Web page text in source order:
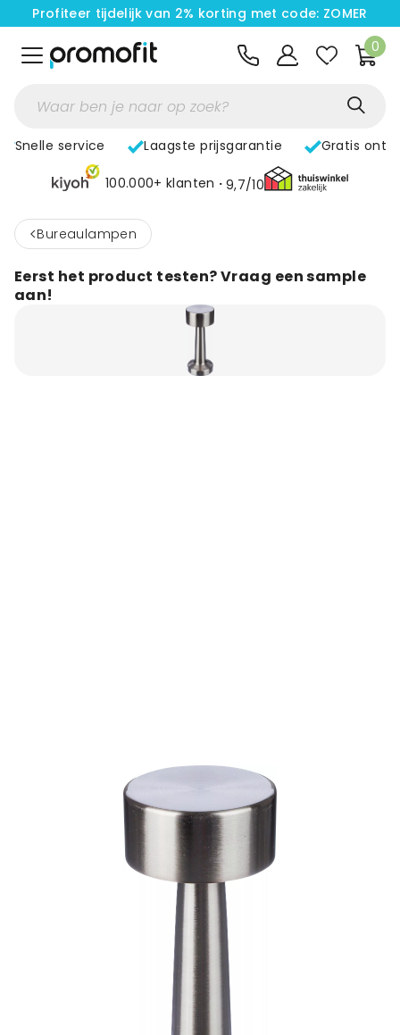
Profiteer tijdelijk van 2% korting met code: ZOMER
0
Snelle service Laagste prijsgarantie Gratis
100.000+ klanten 9,7/10
< Bureaulampen
Eerst het product testen? Vraag een sample
aan!